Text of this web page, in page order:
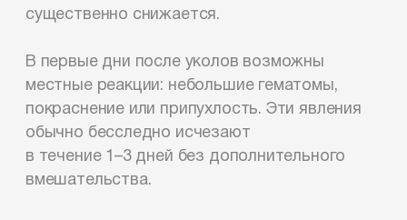
существенно снижается.
В первые дни после уколов возможны
местные реакции: небольшие гематомы,
покраснение или припухлость. Эти явления
обычно бесследно исчезают
в течение 1–3 дней без дополнительного
вмешательства.